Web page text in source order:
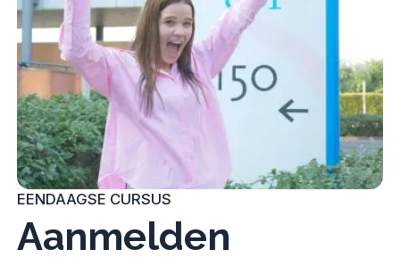
EENDAAGSE CURSUS
Aanmelden